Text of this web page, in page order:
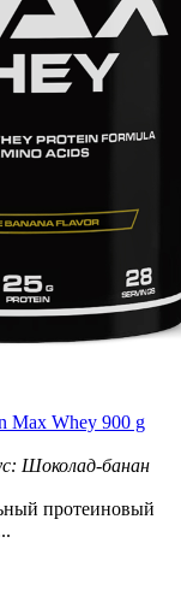
Max Whey 900 g
Шоколад-банан
протеиновый